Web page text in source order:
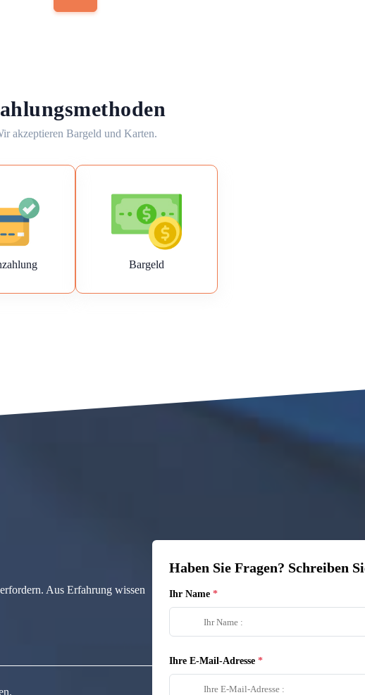
akzeptieren Bargeld und Karten.
Bargeld
Aus Erfahrung wissen
Haben Sie Fragen? Schreiben
Ihr Name
Ihre E-Mail-Adresse